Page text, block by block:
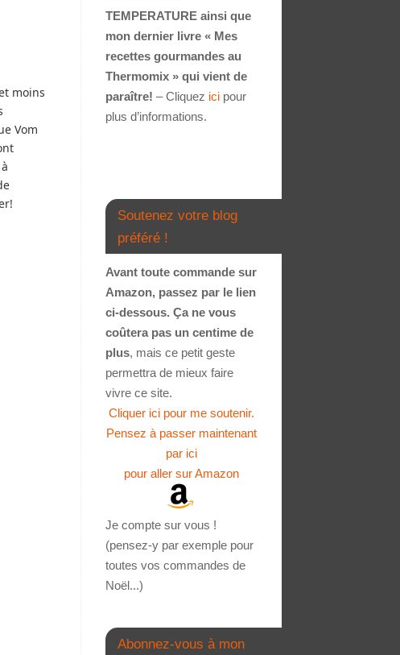
moins
Vom
TEMPERATURE ainsi que
mon dernier livre « Mes
recettes gourmandes au
Thermomix » qui vient de
paraître! – Cliquez ici pour
plus d’informations.
Soutenez votre blog
préféré !
Avant toute commande sur
Amazon, passez par le lien
ci-dessous. Ça ne vous
coûtera pas un centime de
plus, mais ce petit geste
permettra de mieux faire
vivre ce site.
Cliquer ici pour me soutenir.
Pensez à passer maintenant
par ici
pour aller sur Amazon
Je compte sur vous !
(pensez-y par exemple pour
toutes vos commandes de
Noël...)
Abonnez-vous à mon